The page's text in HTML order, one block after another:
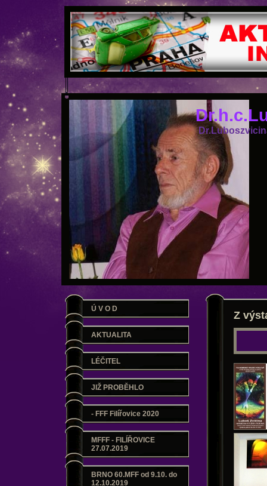
Z
Ú V O D
AKTUALITA
LÉČITEL
JIŽ PROBĚHLO
- FFF Filířovice 2020
MFFF - FILÍŘOVICE
27.07.2019
BRNO 60.MFF od 9.10. do
12.10.2019